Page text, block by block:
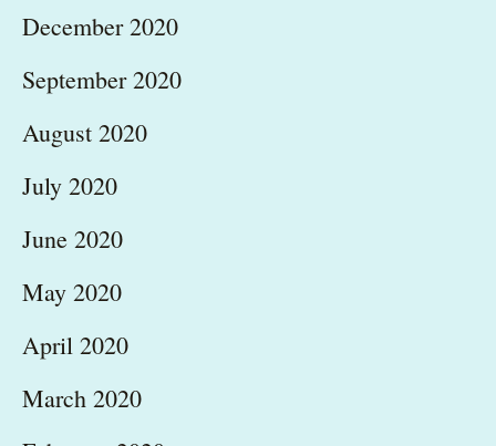
December 2020
September 2020
August 2020
July 2020
June 2020
May 2020
April 2020
March 2020